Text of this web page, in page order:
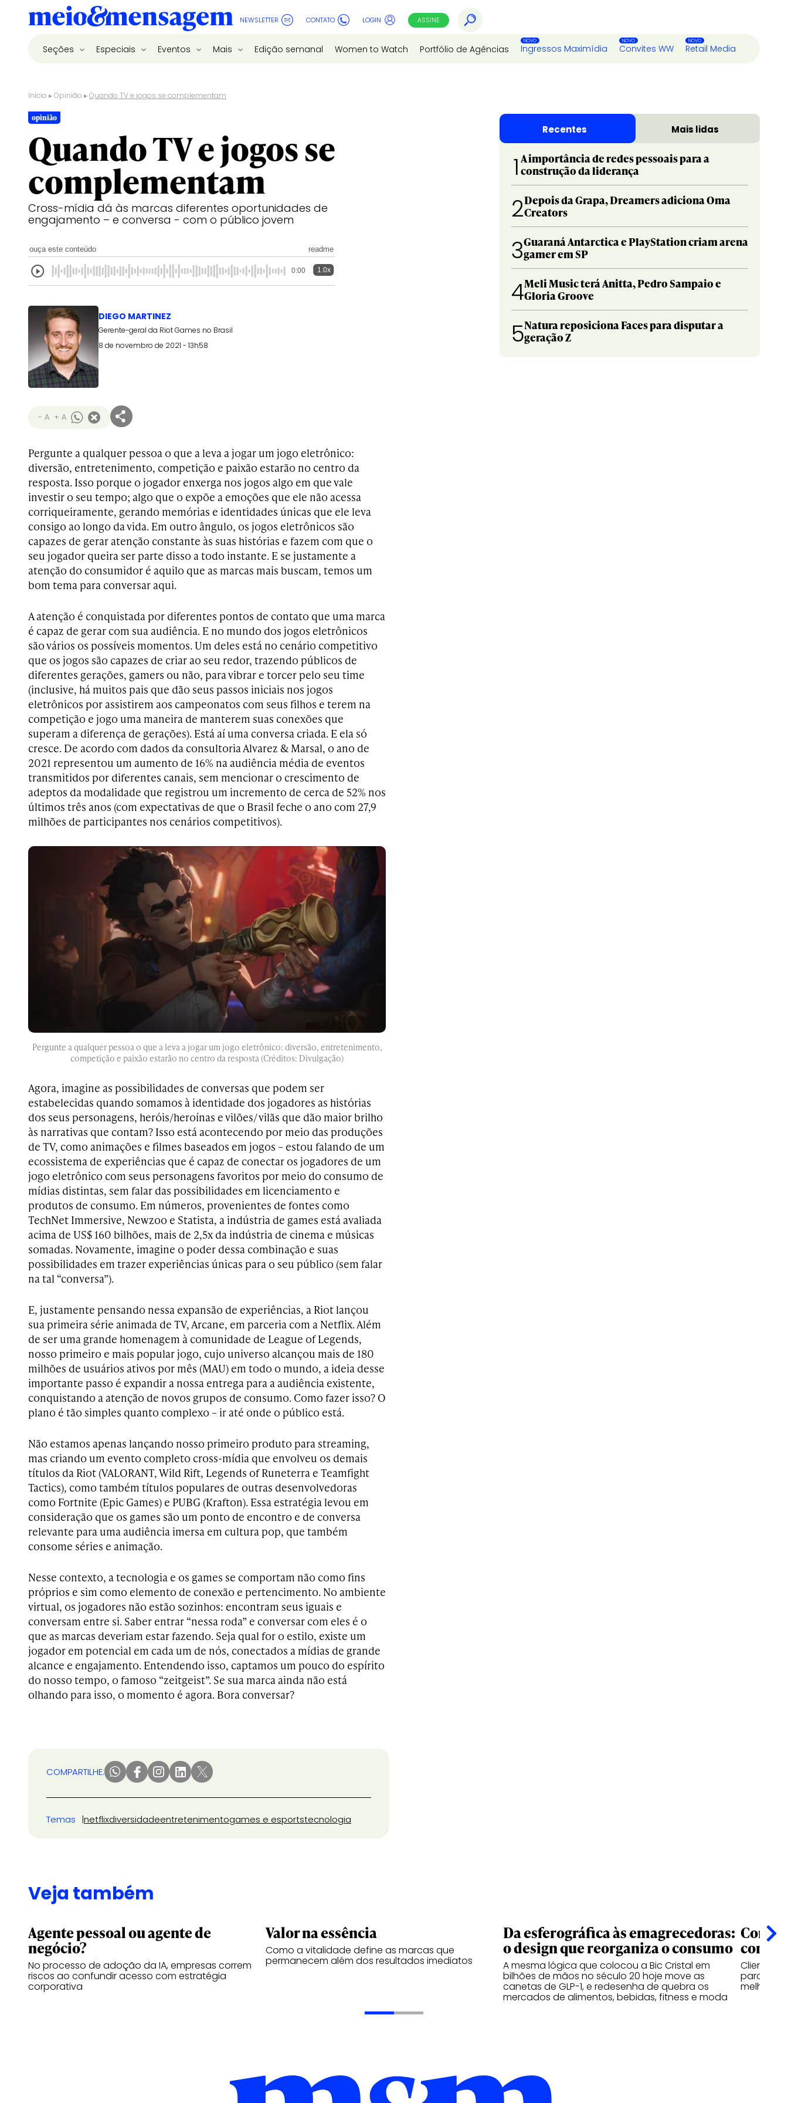
NEWSLETTER CONTATO LOGIN ASSINE
Seções Especiais Eventos Mais Edição semanal Women to Watch Portfólio de Agências Ingressos Maximídia Convites WW Retail Media
Início ▸Opinião ▸Quando TV e jogos se complementam
opinião
Quando TV e jogos se
complementam
Cross-mídia dá às marcas diferentes oportunidades de
engajamento – e conversa - com o público jovem
ouça este conteúdo readme
0:00 1.0x
DIEGO MARTINEZ
Gerente-geral da Riot Games no Brasil
8 de novembro de 2021 - 13h58
- A + A
Pergunte a qualquer pessoa o que a leva a jogar um jogo eletrônico:
diversão, entretenimento, competição e paixão estarão no centro da
resposta. Isso porque o jogador enxerga nos jogos algo em que vale
investir o seu tempo; algo que o expõe a emoções que ele não acessa
corriqueiramente, gerando memórias e identidades únicas que ele leva
consigo ao longo da vida. Em outro ângulo, os jogos eletrônicos são
capazes de gerar atenção constante às suas histórias e fazem com que o
seu jogador queira ser parte disso a todo instante. E se justamente a
atenção do consumidor é aquilo que as marcas mais buscam, temos um
bom tema para conversar aqui.
A atenção é conquistada por diferentes pontos de contato que uma marca
é capaz de gerar com sua audiência. E no mundo dos jogos eletrônicos
são vários os possíveis momentos. Um deles está no cenário competitivo
que os jogos são capazes de criar ao seu redor, trazendo públicos de
diferentes gerações, gamers ou não, para vibrar e torcer pelo seu time
(inclusive, há muitos pais que dão seus passos iniciais nos jogos
eletrônicos por assistirem aos campeonatos com seus filhos e terem na
competição e jogo uma maneira de manterem suas conexões que
superam a diferença de gerações). Está aí uma conversa criada. E ela só
cresce. De acordo com dados da consultoria Alvarez & Marsal, o ano de
2021 representou um aumento de 16% na audiência média de eventos
transmitidos por diferentes canais, sem mencionar o crescimento de
adeptos da modalidade que registrou um incremento de cerca de 52% nos
últimos três anos (com expectativas de que o Brasil feche o ano com 27,9
milhões de participantes nos cenários competitivos).
Pergunte a qualquer pessoa o que a leva a jogar um jogo eletrônico: diversão, entretenimento,
competição e paixão estarão no centro da resposta (Créditos: Divulgação)
Agora, imagine as possibilidades de conversas que podem ser
estabelecidas quando somamos à identidade dos jogadores as histórias
dos seus personagens, heróis/heroínas e vilões/ vilãs que dão maior brilho
às narrativas que contam? Isso está acontecendo por meio das produções
de TV, como animações e filmes baseados em jogos – estou falando de um
ecossistema de experiências que é capaz de conectar os jogadores de um
jogo eletrônico com seus personagens favoritos por meio do consumo de
mídias distintas, sem falar das possibilidades em licenciamento e
produtos de consumo. Em números, provenientes de fontes como
TechNet Immersive, Newzoo e Statista, a indústria de games está avaliada
acima de US$ 160 bilhões, mais de 2,5x da indústria de cinema e músicas
somadas. Novamente, imagine o poder dessa combinação e suas
possibilidades em trazer experiências únicas para o seu público (sem falar
na tal “conversa”).
E, justamente pensando nessa expansão de experiências, a Riot lançou
sua primeira série animada de TV, Arcane, em parceria com a Netflix. Além
de ser uma grande homenagem à comunidade de League of Legends,
nosso primeiro e mais popular jogo, cujo universo alcançou mais de 180
milhões de usuários ativos por mês (MAU) em todo o mundo, a ideia desse
importante passo é expandir a nossa entrega para a audiência existente,
conquistando a atenção de novos grupos de consumo. Como fazer isso? O
plano é tão simples quanto complexo – ir até onde o público está.
Não estamos apenas lançando nosso primeiro produto para streaming,
mas criando um evento completo cross-mídia que envolveu os demais
títulos da Riot (VALORANT, Wild Rift, Legends of Runeterra e Teamfight
Tactics), como também títulos populares de outras desenvolvedoras
como Fortnite (Epic Games) e PUBG (Krafton). Essa estratégia levou em
consideração que os games são um ponto de encontro e de conversa
relevante para uma audiência imersa em cultura pop, que também
consome séries e animação.
Nesse contexto, a tecnologia e os games se comportam não como fins
próprios e sim como elemento de conexão e pertencimento. No ambiente
virtual, os jogadores não estão sozinhos: encontram seus iguais e
conversam entre si. Saber entrar “nessa roda” e conversar com eles é o
que as marcas deveriam estar fazendo. Seja qual for o estilo, existe um
jogador em potencial em cada um de nós, conectados a mídias de grande
alcance e engajamento. Entendendo isso, captamos um pouco do espírito
do nosso tempo, o famoso “zeitgeist”. Se sua marca ainda não está
olhando para isso, o momento é agora. Bora conversar?
COMPARTILHE:
Temas netflixdiversidadeentretenimentogames e esportstecnologia
Recentes Mais lidas
1 A importância de redes pessoais para a
construção da liderança
2Depois da Grapa, Dreamers adiciona Oma
Creators
3Guaraná Antarctica e PlayStation criam arena
gamer em SP
4Meli Music terá Anitta, Pedro Sampaio e
Gloria Groove
5Natura reposiciona Faces para disputar a
geração Z
Veja também
Agente pessoal ou agente de
negócio?
No processo de adoção da IA, empresas correm
riscos ao confundir acesso com estratégia
corporativa
Valor na essência
Como a vitalidade define as marcas que
permanecem além dos resultados imediatos
Da esferográfica às emagrecedoras:
o design que reorganiza o consumo
A mesma lógica que colocou a Bic Cristal em
bilhões de mãos no século 20 hoje move as
canetas de GLP-1, e redesenha de quebra os
mercados de alimentos, bebidas, fitness e moda
Clientes
melhores